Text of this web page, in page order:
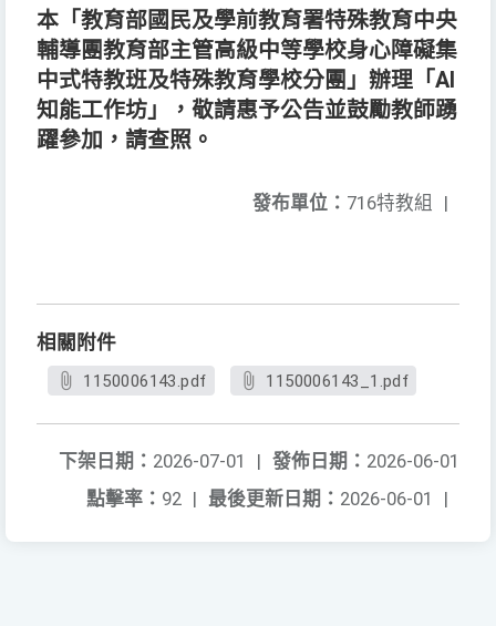
本「教育部國民及學前教育署特殊教育中央
輔導團教育部主管高級中等學校身心障礙集
中式特教班及特殊教育學校分團」辦理「AI
知能工作坊」，敬請惠予公告並鼓勵教師踴
躍參加，請查照。
發布單位： 716特教組 |
相關附件
1150006143.pdf 1150006143_1.pdf
發佈日期： 2026-06-01
下架日期： 2026-07-01
|
最後更新日期： 2026-06-01 |
點擊率： 92 |